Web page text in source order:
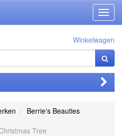
Winkelwagen
Berrie's Beauties
Tree